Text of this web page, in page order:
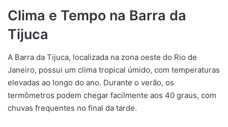
Clima e Tempo na Barra da
Tijuca
A Barra da Tijuca, localizada na zona oeste do Rio de
Janeiro, possui um clima tropical úmido, com temperaturas
elevadas ao longo do ano. Durante o verão, os
termômetros podem chegar facilmente aos 40 graus, com
chuvas frequentes no final da tarde.